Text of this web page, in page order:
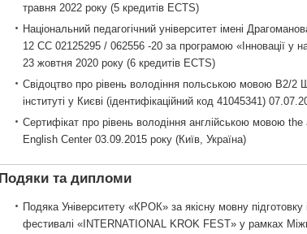
травня 2022 року (5 кредитів ECTS)
Національний педагогічний університет імені
12 СС 02125295 / 062556 -20 за програмою «Інновації у
23 жовтня 2020 року (6 кредитів ECTS)
Свідоцтво про рівень володіння польською мовою В2/
інституті у Києві (ідентифікаційний код 41045341)
Сертифікат про рівень володіння англійською мовою
English Center 03.09.2015 року (Київ, Україна)
Подяки та дипломи
Подяка Університету «КРОК» за якісну мовну підготовку
фестивалі «INTERNATIONAL KROK FEST» у рамках